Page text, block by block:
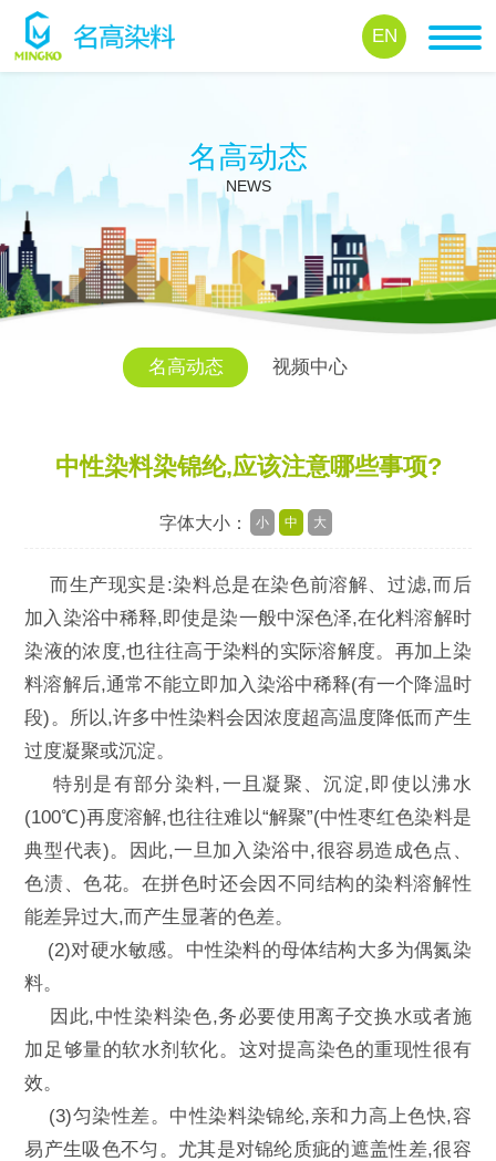
EN
名高动态
NEWS
名高动态 视频中心
中性染料染锦纶,应该注意哪些事项?
字体大小： 小 中 大
而生产现实是:染料总是在染色前溶解、过滤,而后
加入染浴中稀释,即使是染一般中深色泽,在化料溶解时
染液的浓度,也往往高于染料的实际溶解度。再加上染
料溶解后,通常不能立即加入染浴中稀释(有一个降温时
段)。所以,许多中性染料会因浓度超高温度降低而产生
过度凝聚或沉淀。
特别是有部分染料,一且凝聚、沉淀,即使以沸水
(100℃)再度溶解,也往往难以“解聚”(中性枣红色染料是
典型代表)。因此,一旦加入染浴中,很容易造成色点、
色渍、色花。在拼色时还会因不同结构的染料溶解性
能差异过大,而产生显著的色差。
(2)对硬水敏感。中性染料的母体结构大多为偶氮染
料。
因此,中性染料染色,务必要使用离子交换水或者施
加足够量的软水剂软化。这对提高染色的重现性很有
效。
(3)匀染性差。中性染料染锦纶,亲和力高上色快,容
易产生吸色不匀。尤其是对锦纶质疵的遮盖性差,很容